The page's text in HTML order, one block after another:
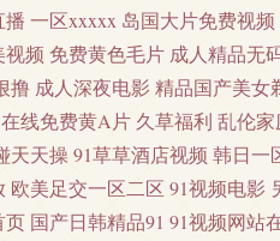
夜激情A片 91黄色视频精品 97干新网
五月天 91大神文轩 91香蕉蜜桃 97超碰
本网站 超碰97久久 抖阴蜜桃 海角传媒
老司机 中文AV在看 91免费在线视频
播 一区xxxxx 岛国大片免费视频
视频 免费黄色毛片 成人精品无
撸 成人深夜电影 精品国产美女
在线免费黄A片 久草福利 乱伦家
天天操91草草酒店视频 韩日一
欧美足交一区二区 91视频电影
页 国产日韩精品91 91视频网站